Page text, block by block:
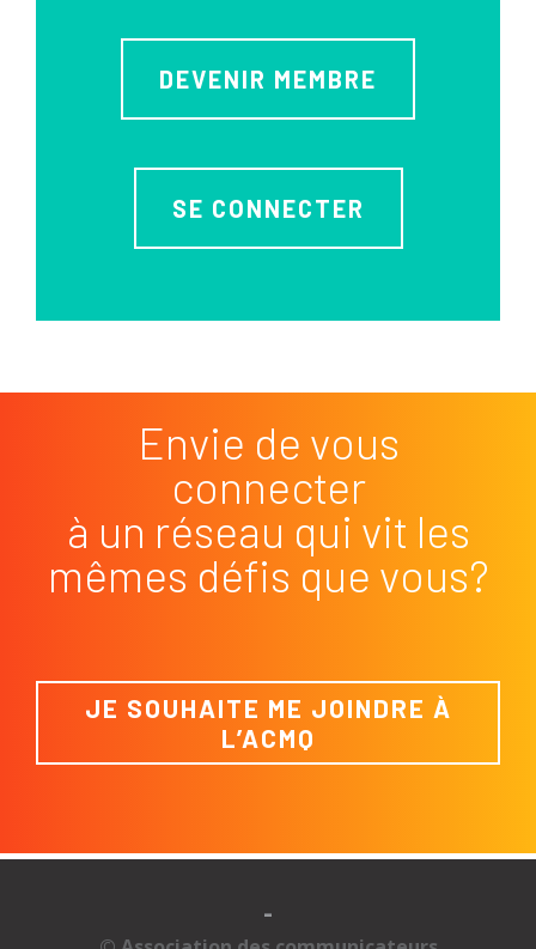
DEVENIR MEMBRE
SE CONNECTER
Envie de vous
connecter
à un réseau qui vit les
mêmes défis que vous?
JE SOUHAITE ME JOINDRE À
L’ACMQ
-